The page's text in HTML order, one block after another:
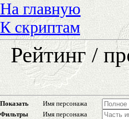
На главную
К скриптам
Рейтинг /
Показать
Имя персонажа
Фильтры
Имя персонажа